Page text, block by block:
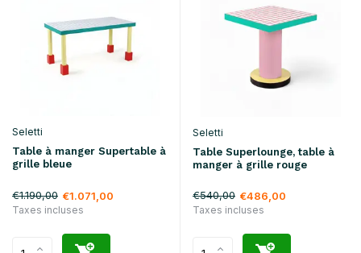
Seletti
Table à manger Supertable à
grille bleue
€1.190,00 €1.071,00
Taxes incluses
Seletti
Table Superlounge, table à
manger à grille rouge
€540,00 €486,00
Taxes incluses